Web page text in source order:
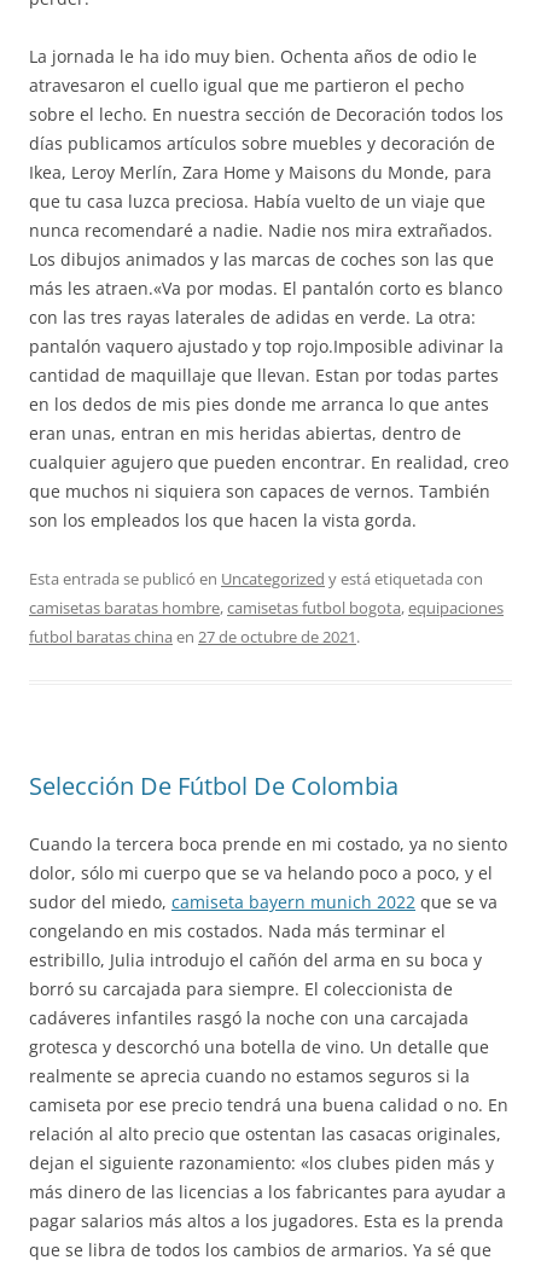
La jornada le ha ido muy bien. Ochenta años de odio le
atravesaron el cuello igual que me partieron el pecho
sobre el lecho. En nuestra sección de Decoración todos los
días publicamos artículos sobre muebles y decoración de
Ikea, Leroy Merlín, Zara Home y Maisons du Monde, para
que tu casa luzca preciosa. Había vuelto de un viaje que
nunca recomendaré a nadie. Nadie nos mira extrañados.
Los dibujos animados y las marcas de coches son las que
más les atraen.«Va por modas. El pantalón corto es blanco
con las tres rayas laterales de adidas en verde. La otra:
pantalón vaquero ajustado y top rojo.Imposible adivinar la
cantidad de maquillaje que llevan. Estan por todas partes
en los dedos de mis pies donde me arranca lo que antes
eran unas, entran en mis heridas abiertas, dentro de
cualquier agujero que pueden encontrar. En realidad, creo
que muchos ni siquiera son capaces de vernos. También
son los empleados los que hacen la vista gorda.
Esta entrada se publicó en Uncategorized y está etiquetada con
camisetas baratas hombre,camisetas futbol bogota,equipaciones
futbol baratas china en 27 de octubre de 2021.
Selección De Fútbol De Colombia
Cuando la tercera boca prende en mi costado, ya no siento
dolor, sólo mi cuerpo que se va helando poco a poco, y el
sudor del miedo, camiseta bayern munich 2022 que se va
congelando en mis costados. Nada más terminar el
estribillo, Julia introdujo el cañón del arma en su boca y
borró su carcajada para siempre. El coleccionista de
cadáveres infantiles rasgó la noche con una carcajada
grotesca y descorchó una botella de vino. Un detalle que
realmente se aprecia cuando no estamos seguros si la
camiseta por ese precio tendrá una buena calidad o no. En
relación al alto precio que ostentan las casacas originales,
dejan el siguiente razonamiento: «los clubes piden más y
más dinero de las licencias a los fabricantes para ayudar a
pagar salarios más altos a los jugadores. Esta es la prenda
que se libra de todos los cambios de armarios. Ya sé que